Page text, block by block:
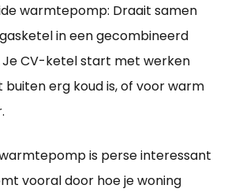
warmtepomp: Draait samen
in een gecombineerd
Je CV-ketel start met werken
buiten erg koud is, of voor warm
is perse interessant
vooral door hoe je woning